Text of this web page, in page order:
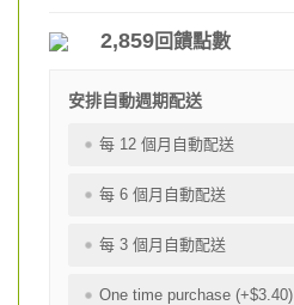
2,859回饋點數
安排自動週期配送
每 12 個月自動配送
每 6 個月自動配送
每 3 個月自動配送
One time purchase (+$3.40)